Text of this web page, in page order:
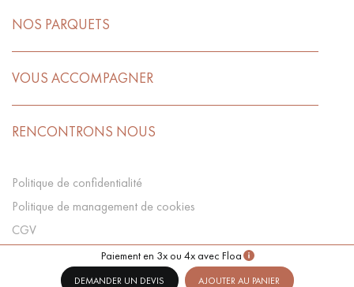
Paiement en 3x ou 4x avec Floa
DEMANDER UN DEVIS AJOUTER AU PANIER
NOS PARQUETS
VOUS ACCOMPAGNER
RENCONTRONS NOUS
Politique de confidentialité
Politique de management de cookies
CGV
Préférences Cookies